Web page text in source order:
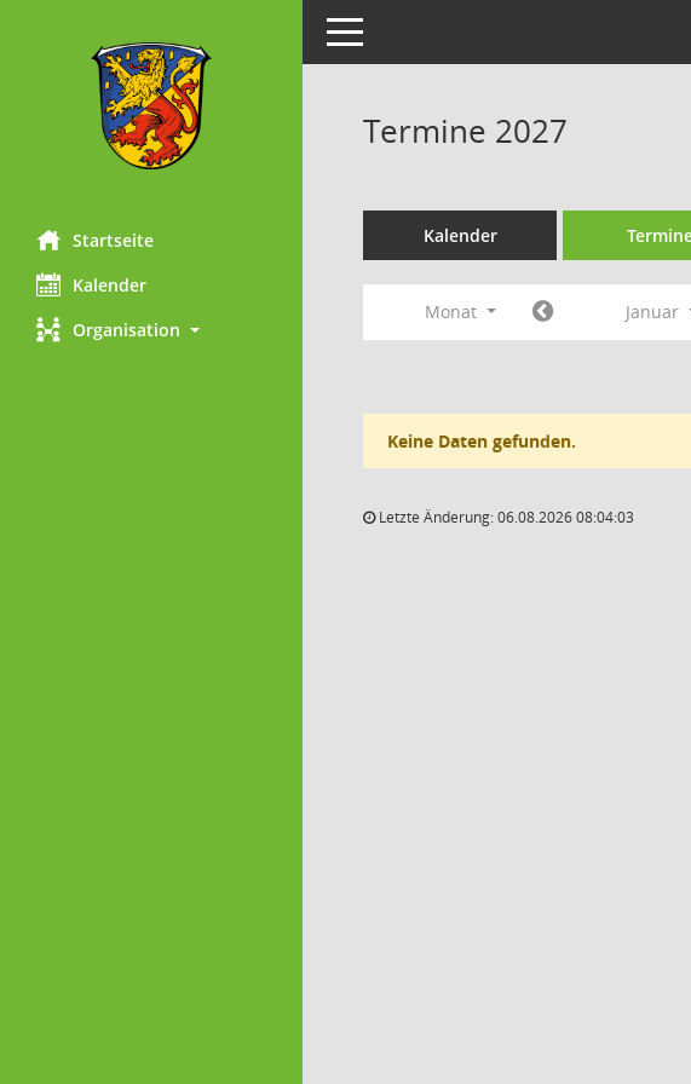
Startseite
Kalender
Organisation
Toggle navigation
Termine 2027
Kalender
Monat Januar
Keine Daten gefunden.
Letzte Änderung: 06.08.2026 08:04:03